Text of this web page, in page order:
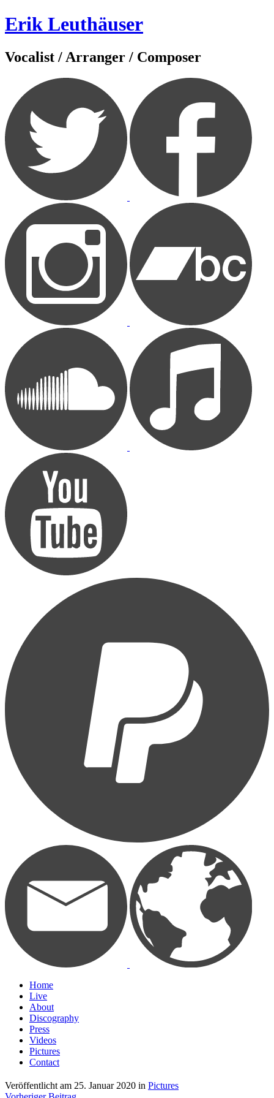
Zum
Inhalt
Erik Leuthäuser
Vocalist / Arranger / Composer
Home
Live
About
Discography
Press
Videos
Pictures
Contact
Veröffentlicht am 25. Januar 2020 in Pictures